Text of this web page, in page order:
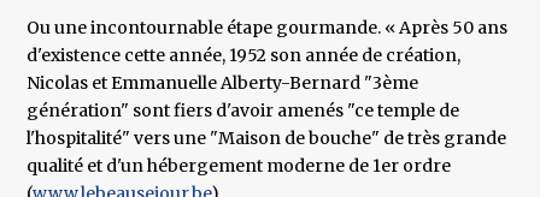
Ou une incontournable étape gourmande. « Après 50 ans
d'existence cette année, 1952 son année de création,
Nicolas et Emmanuelle Alberty-Bernard "3ème
génération" sont fiers d'avoir amenés "ce temple de
l'hospitalité" vers une "Maison de bouche" de très grande
qualité et d'un hébergement moderne de 1er ordre